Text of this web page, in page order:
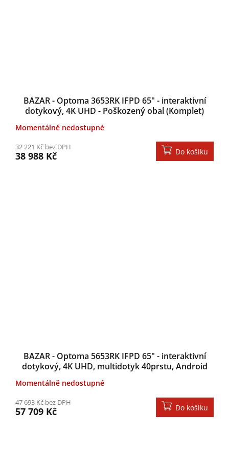
BAZAR - Optoma 3653RK IFPD 65" - interaktivní
dotykový, 4K UHD - Poškozený obal (Komplet)
Momentálně nedostupné
32 221 Kč bez DPH
38 988 Kč Do košíku
BAZAR - Optoma 5653RK IFPD 65" - interaktivní
dotykový, 4K UHD, multidotyk 40prstu, Android
Momentálně nedostupné
47 693 Kč bez DPH
57 709 Kč Do košíku